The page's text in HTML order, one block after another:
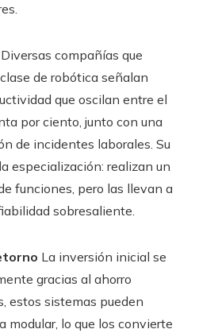
Diversas compañías que
de robótica señalan
que oscilan entre el
por ciento, junto con una
de incidentes laborales. Su
especialización: realizan un
funciones, pero las llevan a
sobresaliente.
La inversión inicial se
gracias al ahorro
estos sistemas pueden
modular, lo que los convierte